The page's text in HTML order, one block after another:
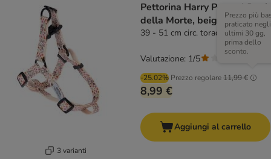
3 varianti
Pettorina Harry Potter I Doni
della Morte, beige
39 - 51 cm circ. torace
-25.02% Prezzo regolare11,99 €
Prezzo più
praticato negli
ultimi 30 gg,
prima dello
sconto.
8,99 €
Valutazione: 1/5
Aggiungi al carrello